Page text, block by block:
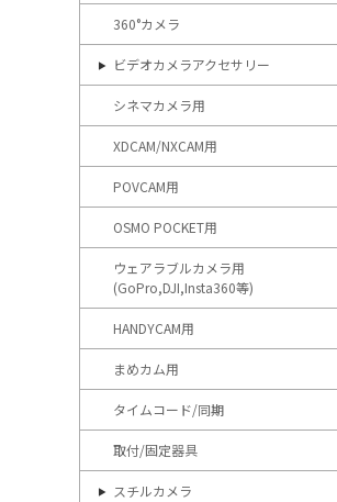
360°カメラ
ビデオカメラアクセサリー
シネマカメラ用
XDCAM/NXCAM用
POVCAM用
OSMO POCKET用
ウェアラブルカメラ用
(GoPro,DJI,Insta360等)
HANDYCAM用
まめカム用
タイムコード/同期
取付/固定器具
スチルカメラ